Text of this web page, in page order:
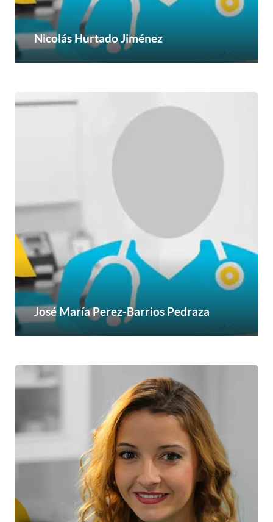
Nicolás Hurtado Jiménez
José María Perez-Barrios Pedraza